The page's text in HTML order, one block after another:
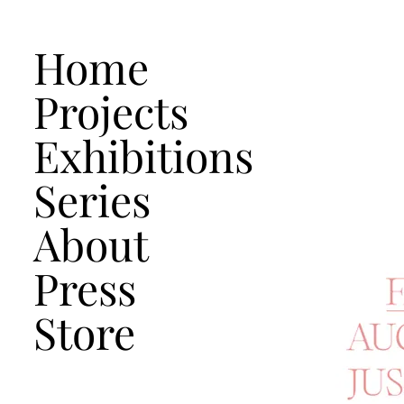
Home
Projects
Exhibitions
Series
About
Press
Store